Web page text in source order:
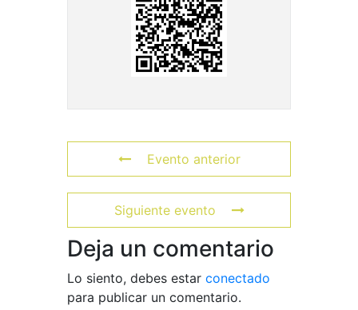
Evento anterior
Siguiente evento
Deja un comentario
Lo siento, debes estar conectado
para publicar un comentario.